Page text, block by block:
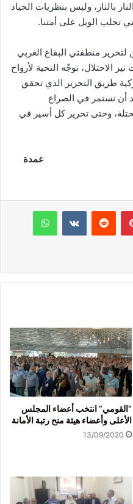
بالنار، وليس بنظريات الحياد
تجلب الويل على أمتنا.
لتحرير منطقتي البقاع الغربي
الاحتلال، نوجّه التحية لأرواح
طريق التحرير الذي تحقق
لكل شهيد أن نستمر في الصراع
وحتى تحرير كل أسير في
عمدة
بينتيريست
“القومي” انتخب أعضاء المجلس
الأعلى وأعضاء هيئة منح رتبة الأمانة
13/09/2020